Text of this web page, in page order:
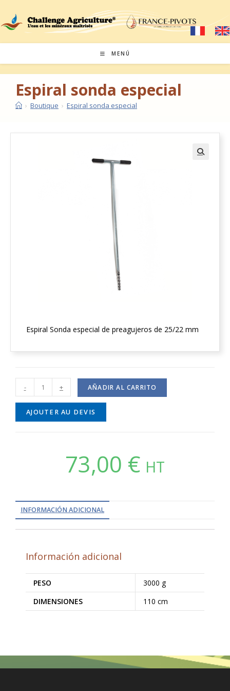
MENÚ
Espiral sonda especial
› Boutique › Espiral sonda especial
Espiral Sonda especial de preagujeros de 25/22 mm
- + AÑADIR AL CARRITO
AJOUTER AU DEVIS
73,00 € HT
INFORMACIÓN ADICIONAL
Información adicional
PESO
3000 g
DIMENSIONES
110 cm